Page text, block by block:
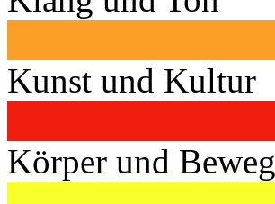
Kunst und Kultur
Körper und